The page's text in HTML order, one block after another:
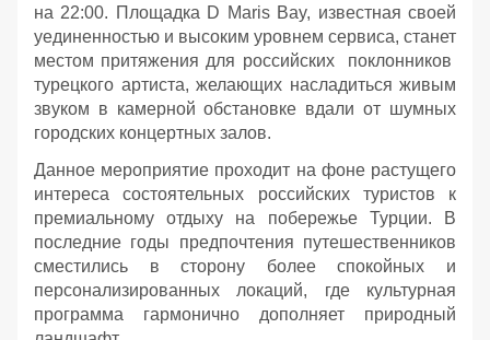
на 22:00. Площадка D Maris Bay, известная своей
уединенностью и высоким уровнем сервиса, станет
местом притяжения для российских поклонников
турецкого артиста, желающих насладиться живым
звуком в камерной обстановке вдали от шумных
городских концертных залов.
Данное мероприятие проходит на фоне растущего
интереса состоятельных российских туристов к
премиальному отдыху на побережье Турции. В
последние годы предпочтения путешественников
сместились в сторону более спокойных и
персонализированных локаций, где культурная
программа гармонично дополняет природный